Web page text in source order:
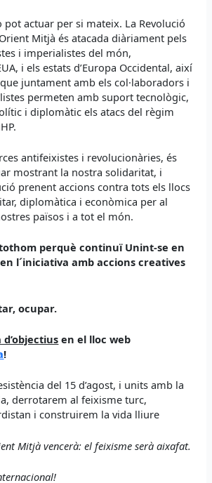
pot actuar per si mateix. La Revolució
Mitjà és atacada diàriament pels
i imperialistes del món,
i els estats d’Europa Occidental, així
juntament amb els col·laboradors i
permeten amb suport tecnològic,
i diplomàtic els atacs del règim
antifeixistes i revolucionàries, és
mostrant la nostra solidaritat, i
prenent accions contra tots els llocs
diplomàtica i econòmica per al
països i a tot el món.
perquècontinuï Unint-se en
l´iniciativa amb accions creatives
ocupar.
d’objectius en el lloc web
!
del 15 d’agost, i units amb la
derrotarem al feixisme turc,
i construirem la vida lliure
Mitjà vencerà: el feixisme serà aixafat.